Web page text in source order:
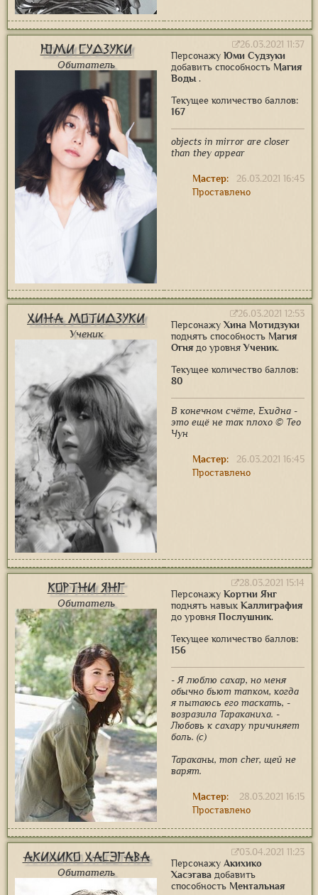
Юми Судзуки
Обитатель
26.03.2021 11:37
Персонажу Юми Судзуки
добавить способность Магия
Воды.
Текущее количество баллов:
167
objects in mirror are closer
than they appear
26.03.2021 16:45
Мастер:
Проставлено
Хина Мотидзуки
Ученик
26.03.2021 12:53
ПерсонажуХина Мотидзуки
поднять способность Магия
Огнядо уровняУченик.
Текущее количество баллов:
80
В конечном счёте, Ехидна -
это ещё не так плохо © Тео
Чун
26.03.2021 16:45
Мастер:
Проставлено
Кортни Янг
Обитатель
28.03.2021 15:14
Персонажу Кортни Янг
поднять навык Каллиграфия
до уровня Послушник.
Текущее количество баллов:
156
- Я люблю сахар, но меня
обычно бьют тапком, когда
я пытаюсь его таскать, -
возразила Тараканиха. -
Любовь к сахару причиняет
боль. (с)
Тараканы, mon cher, щей не
варят.
28.03.2021 16:15
Мастер:
Проставлено
Акихико Хасэгава
Обитатель
03.04.2021 11:23
Персонажу Акихико
Хасэгава добавить
способность Ментальная